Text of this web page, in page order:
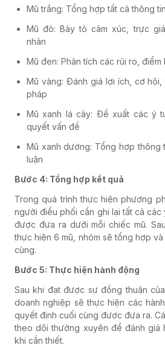
Mũ trắng: Tổng hợp tất cả thông
Mũ đỏ: Bày tỏ cảm xúc, trực
nhân
Mũ đen: Phân tích các rủi ro,
Mũ vàng: Đánh giá lợi ích, cơ hội,
pháp
Mũ xanh lá cây: Đề xuất các ý
quyết vấn đề
Mũ xanh dương: Tổng hợp thông
luận
Bước 4: Tổng hợp kết quả
Trong quá trình thực hiện phương
người điều phối cần ghi lại tất cả
được đưa ra dưới mỗi chiếc mũ.
thực hiện 6 mũ, nhóm sẽ tổng hợp
cùng.
Bước 5: Thực hiện hành động
Sau khi đạt được sự đồng thuận
doanh nghiệp sẽ thực hiện các
quyết định cuối cùng được đưa ra.
theo dõi thường xuyên để đánh giá
khi cần thiết.